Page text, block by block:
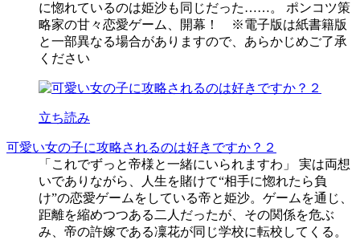
に惚れているのは姫沙も同じだった……。 ポンコツ策
略家の甘々恋愛ゲーム、開幕！ ※電子版は紙書籍版
と一部異なる場合がありますので、あらかじめご了承
ください
立ち読み
可愛い女の子に攻略されるのは好きですか？２
「これでずっと帝様と一緒にいられますわ」 実は両想
いでありながら、人生を賭けて“相手に惚れたら負
け”の恋愛ゲームをしている帝と姫沙。ゲームを通じ、
距離を縮めつつある二人だったが、その関係を危ぶ
み、帝の許嫁である凜花が同じ学校に転校してくる。